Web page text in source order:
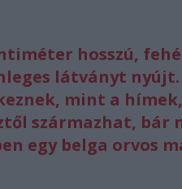
hosszú,
látványt nyújt.
mint a
származhat, bár
egy belga orvos